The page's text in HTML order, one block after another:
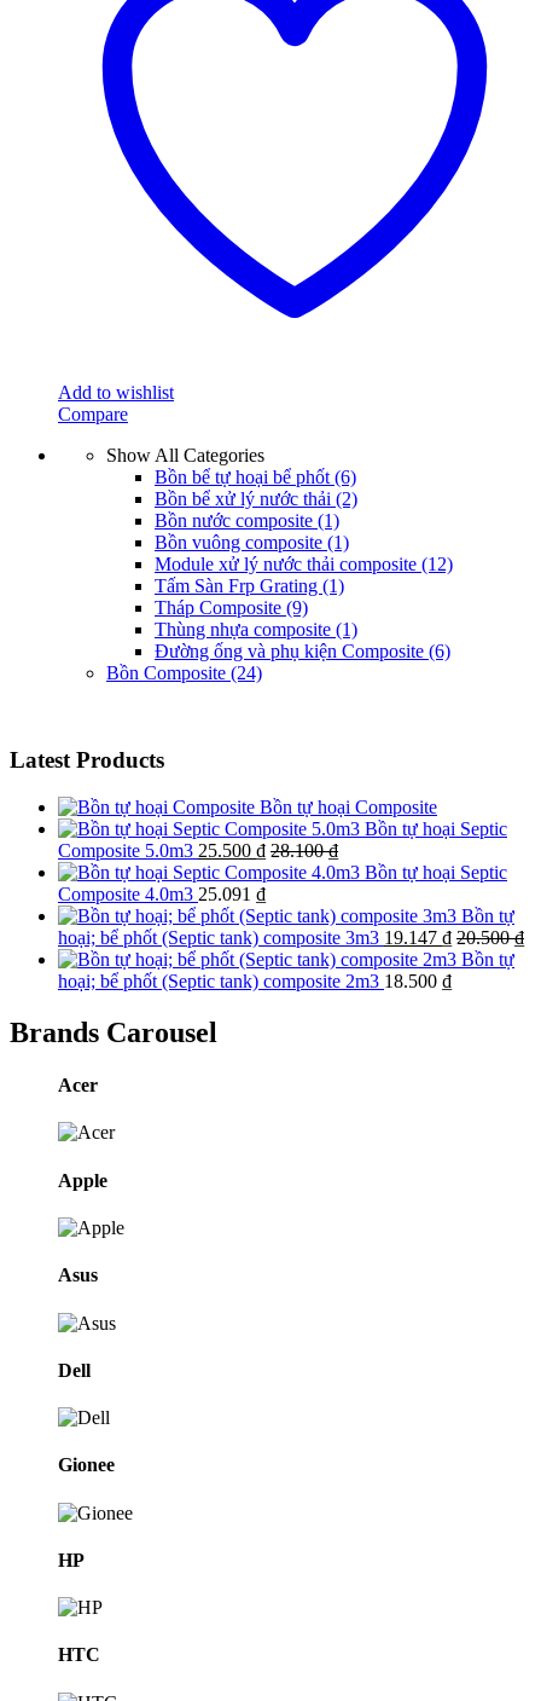
Add to wishlist
Compare
Show All Categories
Bồn bể tự hoại bể phốt (6)
Bồn bể xử lý nước thải (2)
Bồn nước composite (1)
Bồn vuông composite (1)
Module xử lý nước thải composite (12)
Tấm Sàn Frp Grating (1)
Tháp Composite (9)
Thùng nhựa composite (1)
Đường ống và phụ kiện Composite (6)
Bồn Composite (24)
Latest Products
Bồn tự hoại Composite
Bồn tự hoại Septic
Composite 5.0m3 25.500 ₫ 28.100₫
Bồn tự hoại Septic
Composite 4.0m3 25.091 ₫
Bồn tự
hoại; bể phốt (Septic tank) composite 3m3 19.147 ₫ 20.500₫
Bồn tự
hoại; bể phốt (Septic tank) composite 2m3 18.500 ₫
Brands Carousel
Acer
Apple
Asus
Dell
Gionee
HP
HTC